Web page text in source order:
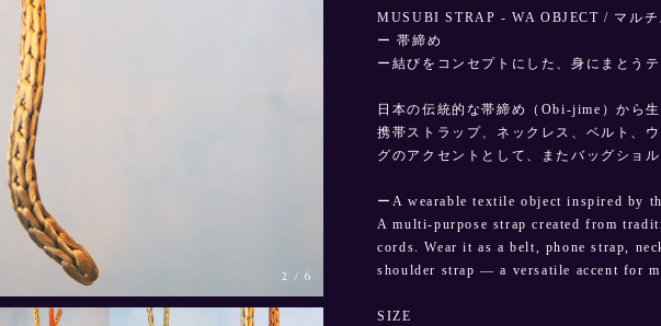
2 /6
MUSUBI STRAP - WA OBJECT / マルチ
ー 帯締め
ー結びをコンセプトにした、身にまとう
日本の伝統的な帯締め（Obi-jime）から
携帯ストラップ、ネックレス、ベルト、
グのアクセントとして、またバッグショ
ーA wearable textile object inspired by
A multi-purpose strap created from
cords. Wear it as a belt, phone strap,
shoulder strap — a versatile accent for
SIZE